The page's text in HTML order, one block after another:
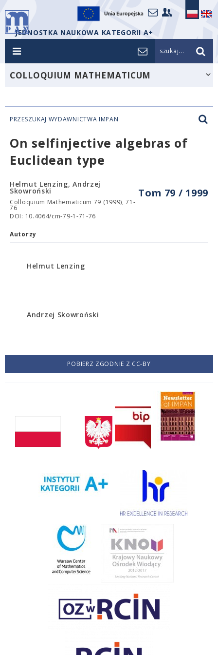
JEDNOSTKA NAUKOWA KATEGORII A+
szukaj...
COLLOQUIUM MATHEMATICUM
PRZESZUKAJ WYDAWNICTWA IMPAN
On selfinjective algebras of
Euclidean type
Tom 79 / 1999
Helmut Lenzing, Andrzej
Skowroński
Colloquium Mathematicum 79 (1999), 71-
76
DOI: 10.4064/cm-79-1-71-76
Autorzy
Helmut Lenzing
Andrzej Skowroński
POBIERZ ZGODNIE Z CC-BY